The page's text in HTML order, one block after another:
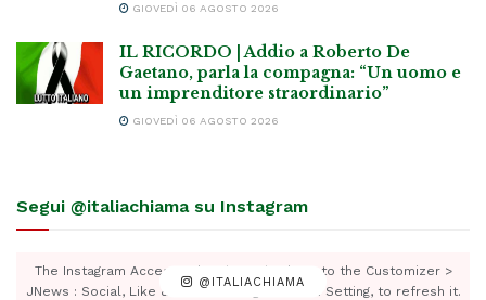
GIOVEDÌ 06 AGOSTO 2026
IL RICORDO | Addio a Roberto De
Gaetano, parla la compagna: “Un uomo e
un imprenditore straordinario”
GIOVEDÌ 06 AGOSTO 2026
Segui @italiachiama su Instagram
@ITALIACHIAMA
The Instagram Access Token is expired, Go to the Customizer >
JNews : Social, Like & View > Instagram Feed Setting, to refresh it.